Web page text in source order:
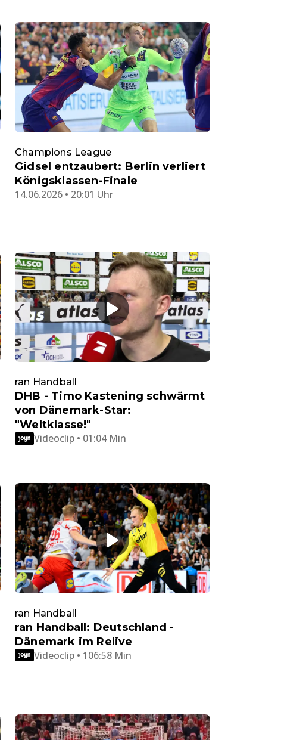
Champions League
Gidsel entzaubert: Berlin verliert
Königsklassen-Finale
14.06.2026 • 20:01 Uhr
ran Handball
DHB - Timo Kastening schwärmt
von Dänemark-Star:
"Weltklasse!"
Videoclip • 01:04 Min
ran Handball
ran Handball: Deutschland -
Dänemark im Relive
Videoclip • 106:58 Min